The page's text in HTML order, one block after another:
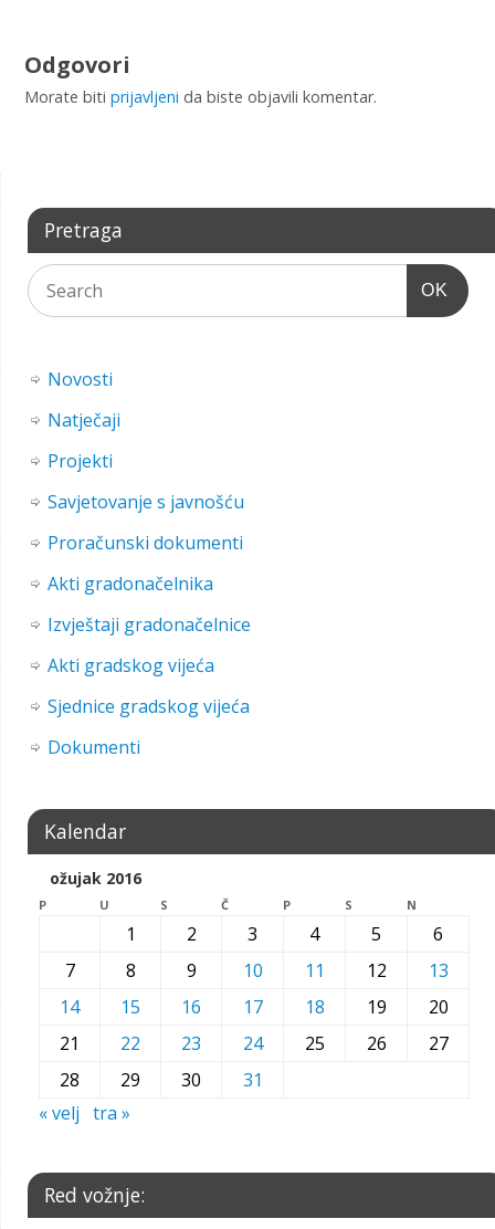
Odgovori
Morate biti prijavljeni da biste objavili komentar.
Pretraga
OK
Novosti
Natječaji
Projekti
Savjetovanje s javnošću
Proračunski dokumenti
Akti gradonačelnika
Izvještaji gradonačelnice
Akti gradskog vijeća
Sjednice gradskog vijeća
Dokumenti
Kalendar
ožujak 2016
P U S Č P S N
1 2 3 4 5
6
7
8 9 10 11 12
13
14
15 16 17 18 19
20
21
22 23 24 25 26
27
28
29 30
31
« velj tra »
Red vožnje: